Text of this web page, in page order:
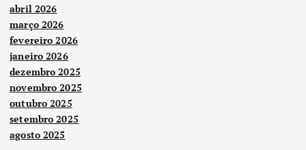
abril 2026
março 2026
fevereiro 2026
janeiro 2026
dezembro 2025
novembro 2025
outubro 2025
setembro 2025
agosto 2025